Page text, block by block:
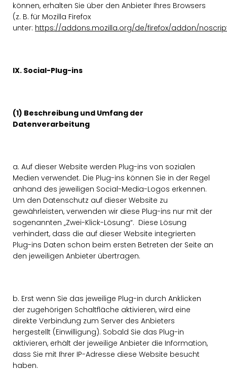
können, erhalten Sie über den Anbieter Ihres Browsers
(z. B. für Mozilla Firefox
unter: https://addons.mozilla.org/de/firefox/addon/
IX. Social-Plug-ins
(1) Beschreibung und Umfang der
Datenverarbeitung
a. Auf dieser Website werden Plug-ins von sozialen
Medien verwendet. Die Plug-ins können Sie in der Regel
anhand des jeweiligen Social-Media-Logos erkennen.
Um den Datenschutz auf dieser Website zu
gewährleisten, verwenden wir diese Plug-ins nur mit der
sogenannten „Zwei-Klick-Lösung“. Diese Lösung
verhindert, dass die auf dieser Website integrierten
Plug-ins Daten schon beim ersten Betreten der Seite an
den jeweiligen Anbieter übertragen.
b. Erst wenn Sie das jeweilige Plug-in durch Anklicken
der zugehörigen Schaltfläche aktivieren, wird eine
direkte Verbindung zum Server des Anbieters
hergestellt (Einwilligung). Sobald Sie das Plug-in
aktivieren, erhält der jeweilige Anbieter die Information,
dass Sie mit Ihrer IP-Adresse diese Website besucht
haben.